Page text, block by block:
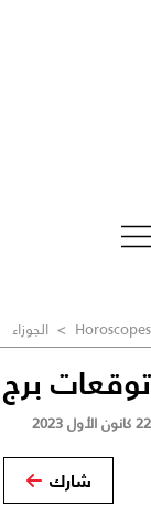
Horoscopes
> الجوزاء
توقعات برج
22 كانون الأول 2023
شارك